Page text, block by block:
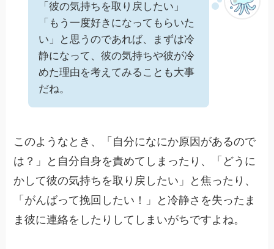
「彼の気持ちを取り戻したい」
「もう一度好きになってもらいた
い」と思うのであれば、まずは冷
静になって、彼の気持ちや彼が冷
めた理由を考えてみることも大事
だね。
このようなとき、「自分になにか原因があるので
は？」と自分自身を責めてしまったり、「どうに
かして彼の気持ちを取り戻したい」と焦ったり、
「がんばって挽回したい！」と冷静さを失ったま
ま彼に連絡をしたりしてしまいがちですよね。